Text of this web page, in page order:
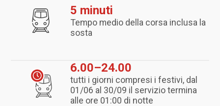
5 minuti
Tempo medio della corsa inclusa la
sosta
6.00–24.00
tutti i giorni compresi i festivi, dal
01/06 al 30/09 il servizio termina
alle ore 01:00 di notte